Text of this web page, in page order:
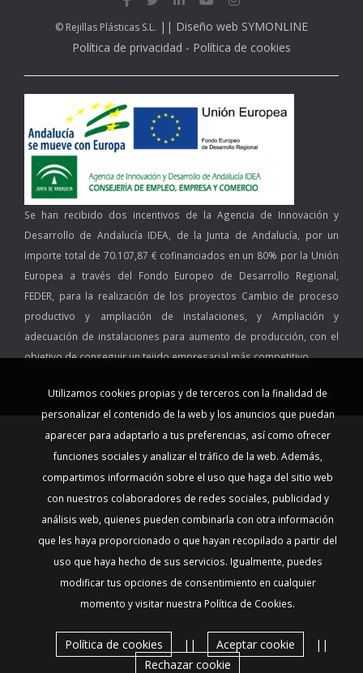
© Rejillas Plásticas S.L. || Diseño web SYMONLINE
Política de privacidad - Política de cookies
Se han recibido dos incentivos de la Agencia de Innovación y
Desarrollo de Andalucía IDEA, de la Junta de Andalucía, por un
importe total de 70.107,87 € cofinanciados en un 80% por la Unión
Europea a través del Fondo Europeo de Desarrollo Regional,
FEDER, para la realización de los proyectos Cambio de proceso
productivo y ampliación de instalaciones, y Ampliación y
adecuación de instalaciones para aumento de producción, con el
objetivo de conseguir un tejido empresarial más competitivo.
Utilizamos cookies propias y de terceros con la finalidad de
personalizar el contenido de la web y los anuncios que puedan
aparecer para adaptarlo a tus preferencias, así como ofrecer
funciones sociales y analizar el tráfico de la web. Además,
compartimos información sobre el uso que haga del sitio web
con nuestros colaboradores de redes sociales, publicidad y
análisis web, quienes pueden combinarla con otra información
que les haya proporcionado o que hayan recopilado a partir del
uso que haya hecho de sus servicios. Igualmente, puedes
modificar tus opciones de consentimiento en cualquier
momento y visitar nuestra Política de Cookies.
Política de cookies || Aceptar cookie
||
Rechazar cookie